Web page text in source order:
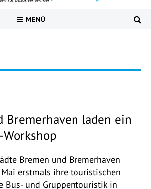
MENÜ
Bremerhaven laden ein
Bremen und Bremerhaven
erstmals ihre touristischen
Bus- und Gruppentouristik in